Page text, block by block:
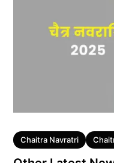
Tags
Chaitra Navratri